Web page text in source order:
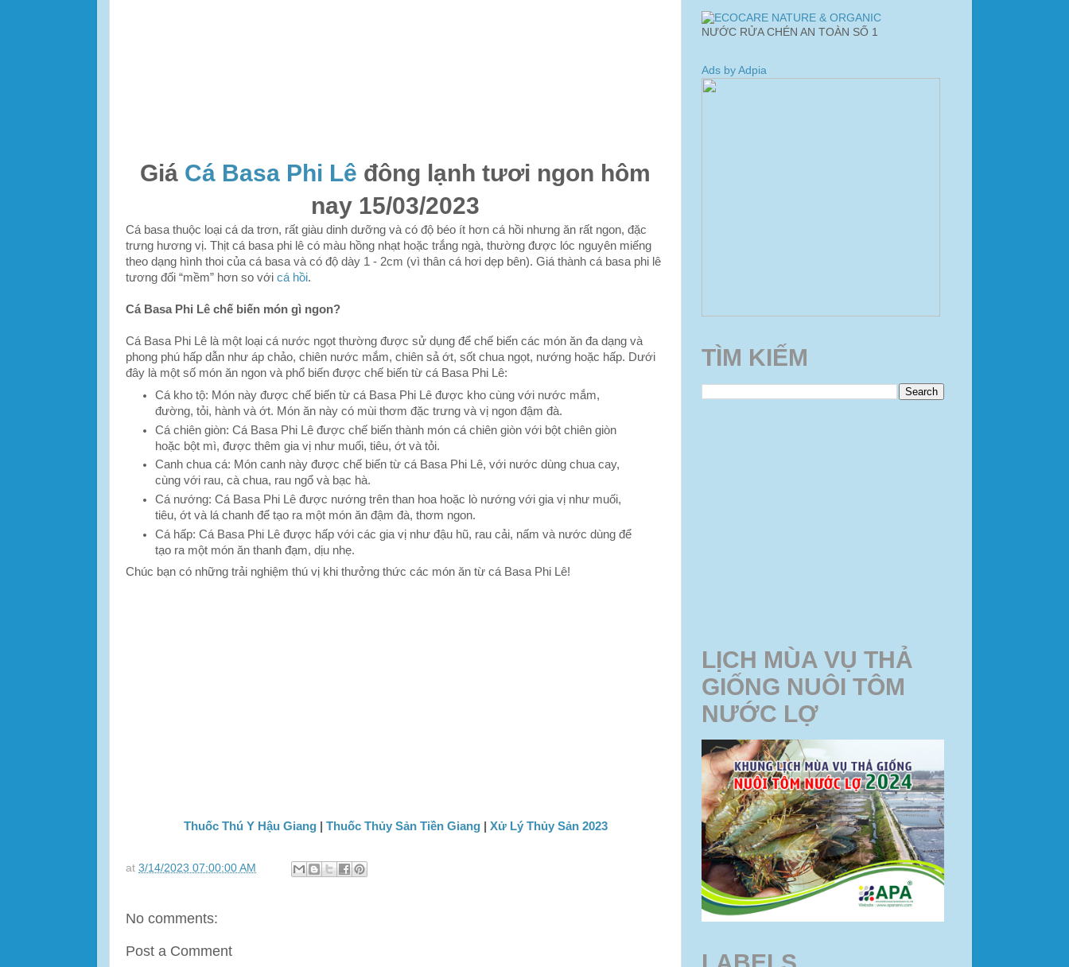
Giá Cá Basa Phi Lê đông lạnh tươi ngon hôm
nay 15/03/2023
Cá basa thuộc loại cá da trơn, rất giàu dinh dưỡng và có độ béo ít hơn cá hồi nhưng ăn rất ngon, đặc
trưng hương vị. Thịt cá basa phi lê có màu hồng nhạt hoặc trắng ngà, thường được lóc nguyên miếng
theo dạng hình thoi của cá basa và có độ dày 1 - 2cm (vì thân cá hơi dẹp bên). Giá thành cá basa phi lê
tương đối “mềm” hơn so với cá hồi.
Cá Basa Phi Lê chế biến món gì ngon?
Cá Basa Phi Lê là một loại cá nước ngọt thường được sử dụng để chế biến các món ăn đa dạng và
phong phú hấp dẫn như áp chảo, chiên nước mắm, chiên sả ớt, sốt chua ngọt, nướng hoặc hấp. Dưới
đây là một số món ăn ngon và phổ biến được chế biến từ cá Basa Phi Lê:
Cá kho tộ: Món này được chế biến từ cá Basa Phi Lê được kho cùng với nước mắm,
đường, tỏi, hành và ớt. Món ăn này có mùi thơm đặc trưng và vị ngon đậm đà.
Cá chiên giòn: Cá Basa Phi Lê được chế biến thành món cá chiên giòn với bột chiên giòn
hoặc bột mì, được thêm gia vị như muối, tiêu, ớt và tỏi.
Canh chua cá: Món canh này được chế biến từ cá Basa Phi Lê, với nước dùng chua cay,
cùng với rau, cà chua, rau ngổ và bạc hà.
Cá nướng: Cá Basa Phi Lê được nướng trên than hoa hoặc lò nướng với gia vị như muối,
tiêu, ớt và lá chanh để tạo ra một món ăn đậm đà, thơm ngon.
Cá hấp: Cá Basa Phi Lê được hấp với các gia vị như đậu hũ, rau cải, nấm và nước dùng để
tạo ra một món ăn thanh đạm, dịu nhẹ.
Chúc bạn có những trải nghiệm thú vị khi thưởng thức các món ăn từ cá Basa Phi Lê!
Thuốc Thú Y Hậu Giang| Thuốc Thủy Sản Tiền Giang| Xử Lý Thủy Sản 2023
at 3/14/2023 07:00:00 AM
No comments:
Post a Comment
NƯỚC RỬA CHÉN AN TOÀN SỐ 1
Ads by Adpia
TÌM KIẾM
LỊCH MÙA VỤ THẢ
GIỐNG NUÔI TÔM
NƯỚC LỢ